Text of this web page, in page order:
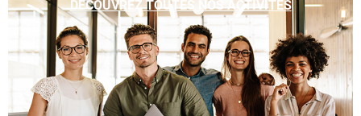
DÉCOUVREZ TOUTES NOS ACTIVITÉS